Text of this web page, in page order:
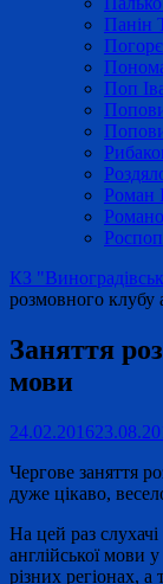
Панін
Поп
Роман
КЗ
розмовного клубу
Заняття
мови
24.02.2016
Чергове заняття
дуже цікаво,
На цей раз
англійської мови
різних регіонах,